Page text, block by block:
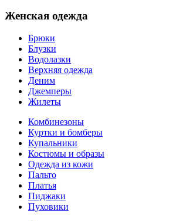
Женская одежда
Брюки
Блузки
Водолазки
Верхняя одежда
Деним
Джемперы
Жилеты
Комбинезоны
Куртки и бомберы
Купальники
Костюмы и образы
Одежда из кожи
Пальто
Платья
Пиджаки
Пуховики